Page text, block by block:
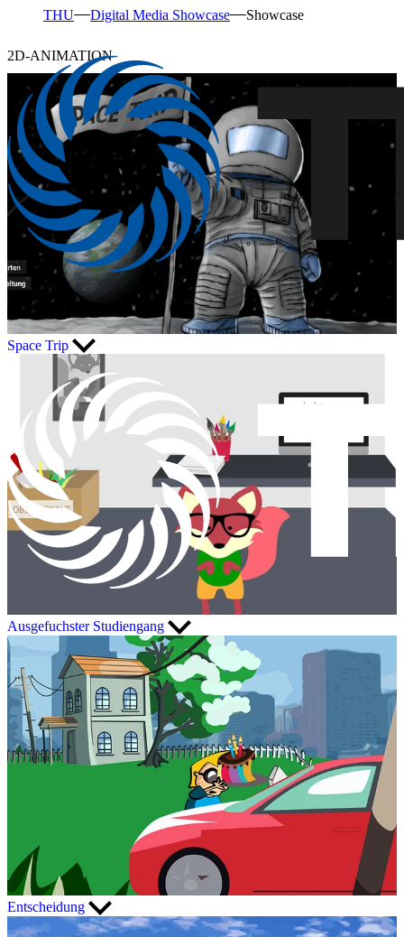
THU Digital Media Showcase Showcase
2D-ANIMATION
Space Trip
Ausgefuchster Studiengang
Entscheidung